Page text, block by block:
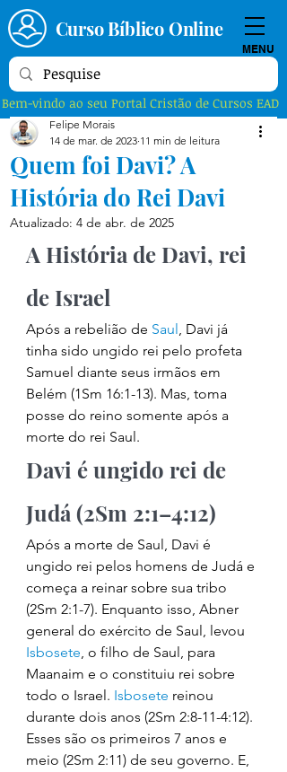
Curso Bíblico Online
MENU
Bem-vindo ao seu Portal Cristão de Cursos EAD
Quem foi Davi? A
História do Rei Davi
Felipe Morais
14 de mar. de 2023 11 min de leitura
Atualizado: 4 de abr. de 2025
A História de Davi, rei
de Israel
Após a rebelião de Saul, Davi já
tinha sido ungido rei pelo profeta
Samuel diante seus irmãos em
Belém (1Sm 16:1-13). Mas, toma
posse do reino somente após a
morte do rei Saul.
Davi é ungido rei de
Judá (2Sm 2:1–4:12)
Após a morte de Saul, Davi é
ungido rei pelos homens de Judá e
começa a reinar sobre sua tribo
(2Sm 2:1-7). Enquanto isso, Abner
general do exército de Saul, levou
Isbosete, o filho de Saul, para
Maanaim e o constituiu rei sobre
todo o Israel. Isbosete reinou
durante dois anos (2Sm 2:8-11-4:12).
Esses são os primeiros 7 anos e
meio (2Sm 2:11) de seu governo. E,